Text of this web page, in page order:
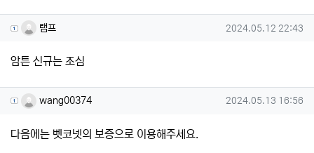
램프님의 댓글
램프 작성일
2024.05.12 22:43
암튼 신규는 조심
wang00374님의 댓글
wang00374 작성일
2024.05.13 16:56
다음에는 벳코넷의 보증으로 이용해주세요.